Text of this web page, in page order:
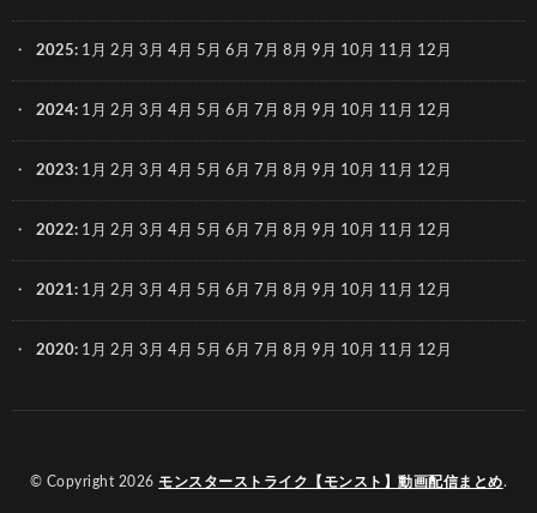
2025: 1月 2月 3月 4月 5月 6月 7月 8月 9月 10月 11月 12月
2024: 1月 2月 3月 4月 5月 6月 7月 8月 9月 10月 11月 12月
2023: 1月 2月 3月 4月 5月 6月 7月 8月 9月 10月 11月 12月
2022: 1月 2月 3月 4月 5月 6月 7月 8月 9月 10月 11月 12月
2021: 1月 2月 3月 4月 5月 6月 7月 8月 9月 10月 11月 12月
2020: 1月 2月 3月 4月 5月 6月 7月 8月 9月 10月 11月 12月
© Copyright 2026 モンスターストライク【モンスト】動画配信まとめ.